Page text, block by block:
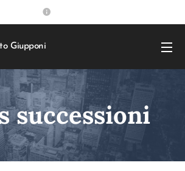
Giupponi
successioni